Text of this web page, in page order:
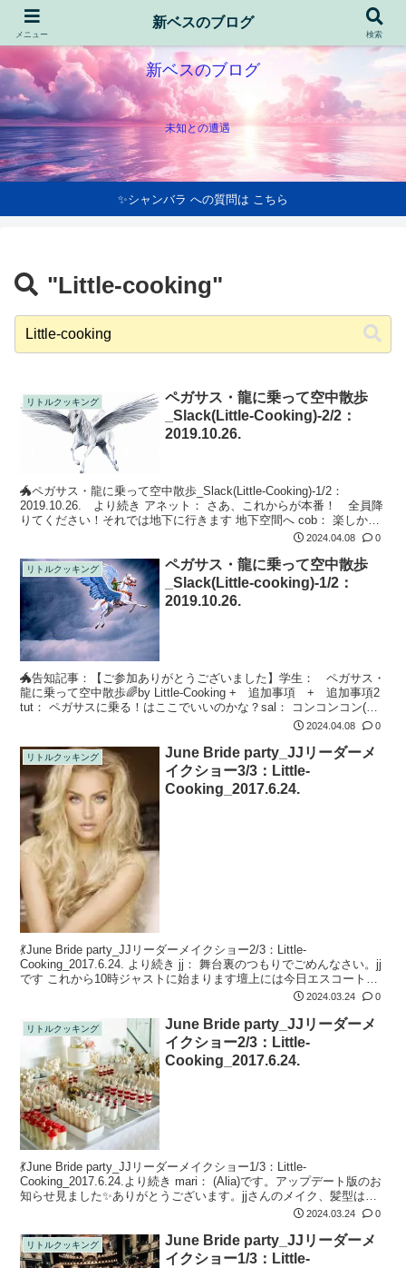
新ベスのブログ
未知との遭遇
✨シャンバラ への質問は こちら
"Little-cooking"
リトルクッキング
ペガサス・龍に乗って空中散歩
_Slack(Little-Cooking)-2/2：
2019.10.26.
🐲ペガサス・龍に乗って空中散歩_Slack(Little-Cooking)-1/2：
2019.10.26. より続き アネット： さあ、これからが本番！ 全員降
りてください！それでは地下に行きます 地下空間へ cob： 楽しかっ
2024.04.08 0
リトルクッキング
ペガサス・龍に乗って空中散歩
_Slack(Little-cooking)-1/2：
2019.10.26.
🐲告知記事：【ご参加ありがとうございました】学生： ペガサス・
龍に乗って空中散歩🌈by Little-Cooking + 追加事項 + 追加事項2
tut： ペガサスに乗る！はここでいいのかな？sal： コンコンコン(ド
2024.04.08 0
リトルクッキング
June Bride party_JJリーダーメ
イクショー3/3：Little-
Cooking_2017.6.24.
💃June Bride party_JJリーダーメイクショー2/3：Little-
Cooking_2017.6.24. より続き jj： 舞台裏のつもりでごめんなさい。jj
です これから10時ジャストに始まります壇上には今日エスコートし
2024.03.24 0
リトルクッキング
June Bride party_JJリーダーメ
イクショー2/3：Little-
Cooking_2017.6.24.
💃June Bride party_JJリーダーメイクショー1/3：Little-
Cooking_2017.6.24.より続き mari： (Alia)です。アップデート版のお
知らせ見ました✨ありがとうございます。jjさんのメイク、髪型は柔
2024.03.24 0
リトルクッキング
June Bride party_JJリーダーメ
イクショー1/3：Little-
メニュー
新ベスのブログ
検索